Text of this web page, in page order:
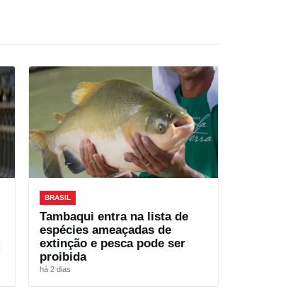
BRASIL
Tambaqui entra na lista de
espécies ameaçadas de
extinção e pesca pode ser
proibida
há 2 dias